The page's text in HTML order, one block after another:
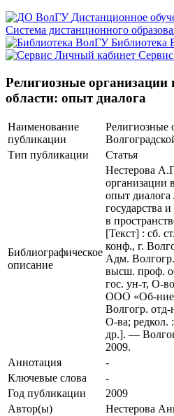
Дистанционное
Система дистанционного
Библиотека
Религиозные организации
области: опыт диалога
Наименование
публикации
Религиозные
Тип публикации
Статья
Библиографическое
описание
Нестерова
организации
опыт
государства
в
[Текст] : сб.
конф., г.
Адм. Волгогр.
высш. проф.
гос. ун-т, О-
ООО «Об-ние
Волгогр. отд-
О-ва;
др.]. —
2009.
Аннотация
-
Ключевые cлова
-
Год публикации
2009
Автор(ы)
Нестерова